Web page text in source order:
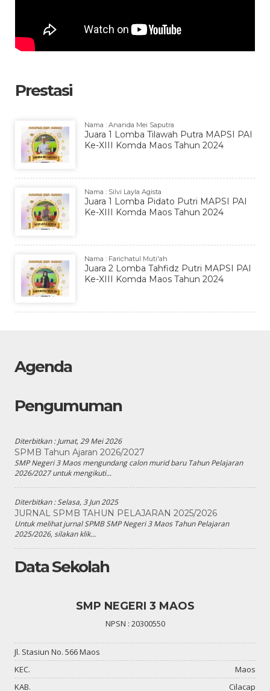
Prestasi
Nama : Ananda Mei Saputra
Juara 1 Lomba Tilawah Putra MAPSI PAI
Ke-XIII Komda Maos Tahun 2024
Nama : Silvi Layla Agista
Juara 1 Lomba Pidato Putri MAPSI PAI
Ke-XIII Komda Maos Tahun 2024
Nama : Farichatul Muti'ah
Juara 2 Lomba Tahfidz Putri MAPSI PAI
Ke-XIII Komda Maos Tahun 2024
Agenda
Pengumuman
Diterbitkan :Jumat, 29 Mei 2026
SPMB Tahun Ajaran 2026/2027
SMP Negeri 3 Maos mengundang calon murid baru Tahun Pelajaran
2026/2027 untuk mengikuti...
Diterbitkan :Selasa, 3 Jun 2025
JURNAL SPMB TAHUN PELAJARAN 2025/2026
Untuk melihat jurnal SPMB SMP Negeri 3 Maos Tahun Pelajaran
2025/2026, silakan klik...
Data Sekolah
SMP NEGERI 3 MAOS
NPSN : 20300550
Jl. Stasiun No. 566 Maos
KEC.
Maos
KAB.
Cilacap